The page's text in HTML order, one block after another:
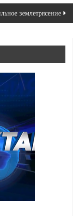
землетрясение